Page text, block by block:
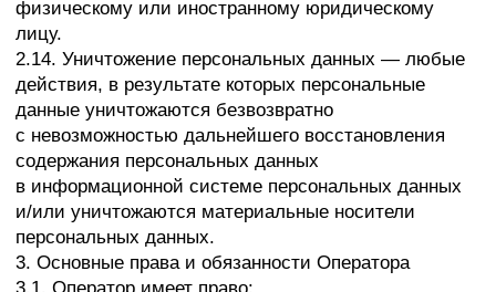
неограниченный доступ к настоящей Политике
в отношении обработки персональных данных;
— принимать правовые, организационные
и технические меры для защиты персональных
данных от неправомерного или случайного доступа
к ним, уничтожения, изменения, блокирования,
копирования, предоставления, распространения
персональных данных, а также от иных
неправомерных действий в отношении
персональных данных;
— прекратить передачу (распространение,
предоставление, доступ) персональных данных,
данные в порядке и случаях, предусмотренных
Законом о персональных данных;
— исполнять иные обязанности, предусмотренные